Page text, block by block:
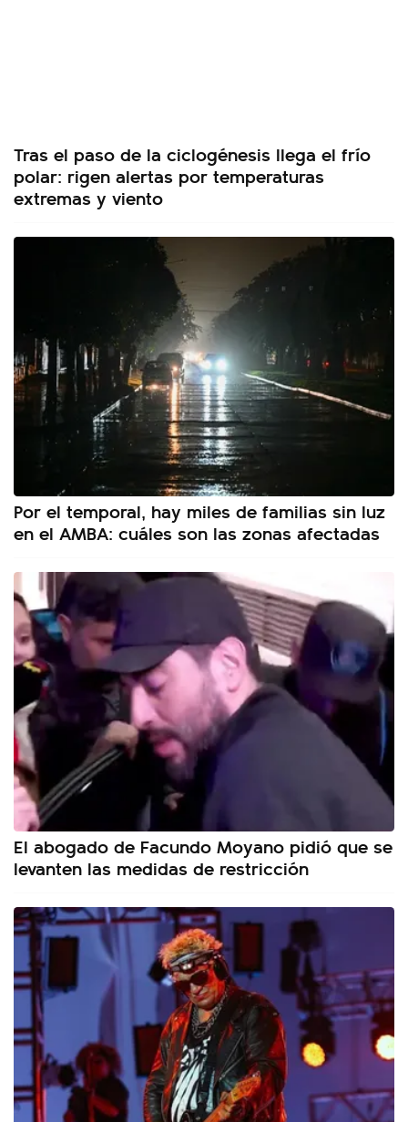
Tras el paso de la ciclogénesis llega el frío
polar: rigen alertas por temperaturas
extremas y viento
Por el temporal, hay miles de familias sin luz
en el AMBA: cuáles son las zonas afectadas
El abogado de Facundo Moyano pidió que se
levanten las medidas de restricción